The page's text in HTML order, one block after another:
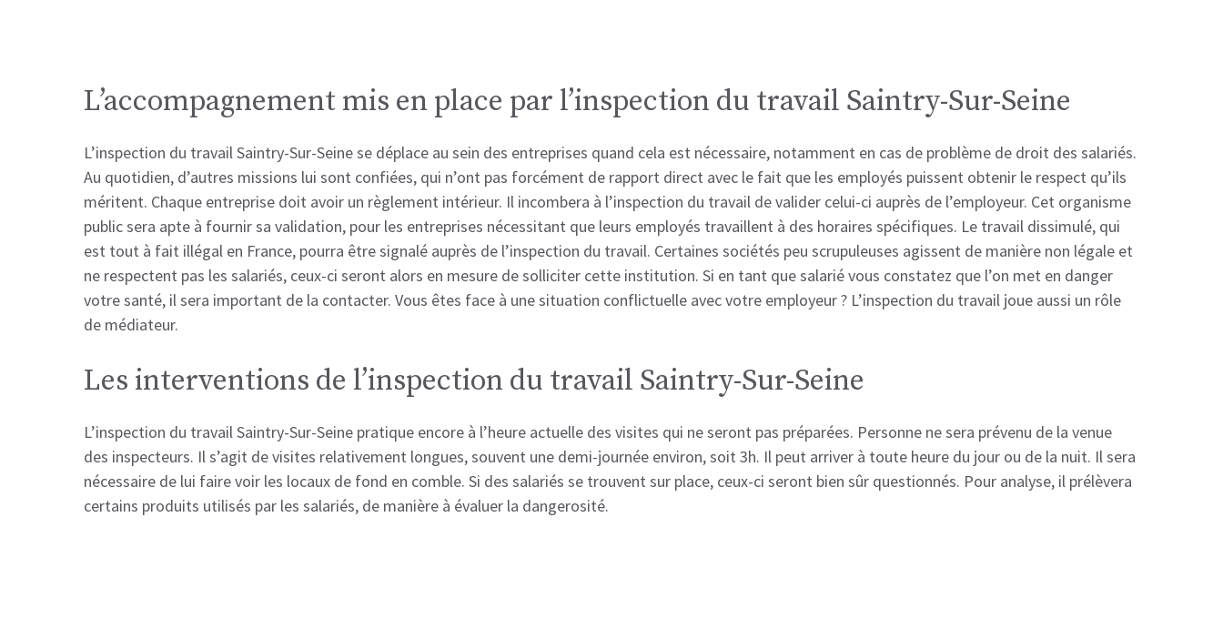
L’accompagnement mis en place par l’inspection du travail Saintry-Sur-Seine
L’inspection du travail Saintry-Sur-Seine se déplace au sein des entreprises quand cela est nécessaire, notamment en cas de problème de droit des salariés.
Au quotidien, d’autres missions lui sont confiées, qui n’ont pas forcément de rapport direct avec le fait que les employés puissent obtenir le respect qu’ils
méritent. Chaque entreprise doit avoir un règlement intérieur. Il incombera à l’inspection du travail de valider celui-ci auprès de l’employeur. Cet organisme
public sera apte à fournir sa validation, pour les entreprises nécessitant que leurs employés travaillent à des horaires spécifiques. Le travail dissimulé, qui
est tout à fait illégal en France, pourra être signalé auprès de l’inspection du travail. Certaines sociétés peu scrupuleuses agissent de manière non légale et
ne respectent pas les salariés, ceux-ci seront alors en mesure de solliciter cette institution. Si en tant que salarié vous constatez que l’on met en danger
votre santé, il sera important de la contacter. Vous êtes face à une situation conflictuelle avec votre employeur ? L’inspection du travail joue aussi un rôle
de médiateur.
Les interventions de l’inspection du travail Saintry-Sur-Seine
L’inspection du travail Saintry-Sur-Seine pratique encore à l’heure actuelle des visites qui ne seront pas préparées. Personne ne sera prévenu de la venue
des inspecteurs. Il s’agit de visites relativement longues, souvent une demi-journée environ, soit 3h. Il peut arriver à toute heure du jour ou de la nuit. Il sera
nécessaire de lui faire voir les locaux de fond en comble. Si des salariés se trouvent sur place, ceux-ci seront bien sûr questionnés. Pour analyse, il prélèvera
certains produits utilisés par les salariés, de manière à évaluer la dangerosité.